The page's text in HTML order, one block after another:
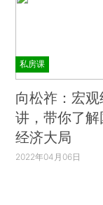
私房课
向松祚：宏
讲，带你了
经济大局
2022年04月06日